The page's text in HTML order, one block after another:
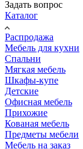
Задать вопрос
Каталог
Распродажа
Мебель для кухни
Спальни
Мягкая мебель
Шкафы-купе
Детские
Офисная мебель
Прихожие
Кованая мебель
Предметы мебели
Мебель на заказ